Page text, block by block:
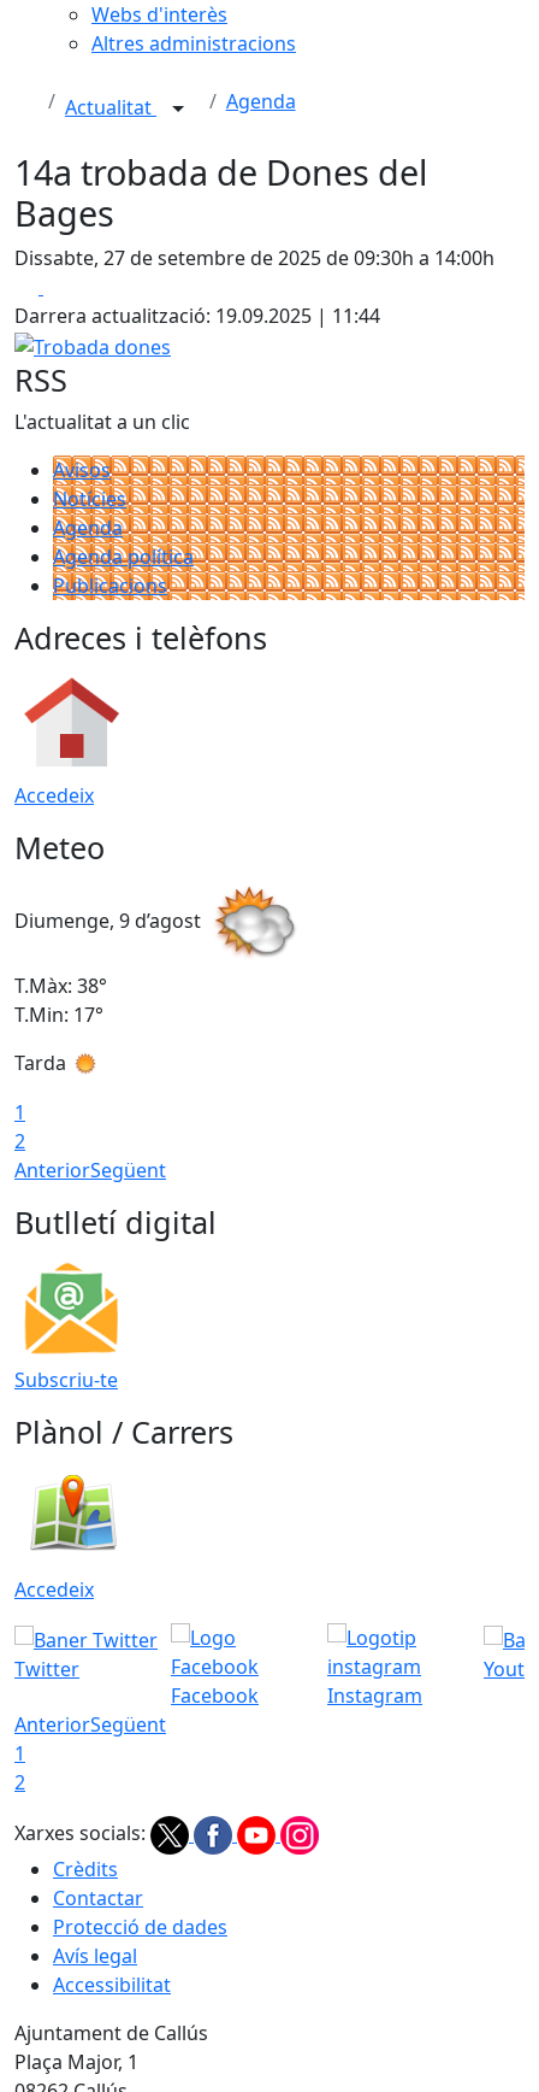
Webs d'interès
Altres administracions
Actualitat Agenda
14a trobada de Dones del
Bages
Dissabte, 27 de setembre de 2025 de 09:30h a 14:00h
Darrera actualització: 19.09.2025 | 11:44
Trobada dones
RSS
L'actualitat a un clic
Avisos
Notícies
Agenda
Agenda política
Publicacions
Adreces i telèfons
Accedeix
Meteo
Diumenge, 9 d’agost
T.Màx: 38°
T.Min: 17°
Tarda
1
2
AnteriorSegüent
Butlletí digital
Subscriu-te
Plànol / Carrers
Accedeix
Twitter
Facebook
Instagram
AnteriorSegüent
1
2
Xarxes socials:
Crèdits
Contactar
Protecció de dades
Avís legal
Accessibilitat
Ajuntament de Callús
Plaça Major, 1